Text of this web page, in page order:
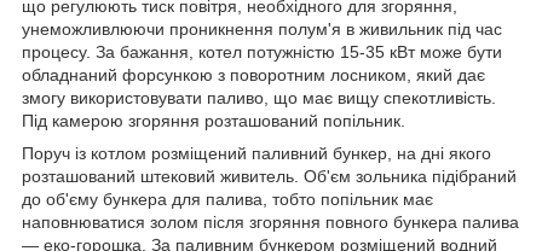
що регулюють тиск повітря, необхідного для згоряння,
унеможливлюючи проникнення полум'я в живильник під час
процесу. За бажання, котел потужністю 15-35 кВт може бути
обладнаний форсункою з поворотним лосником, який дає
змогу використовувати паливо, що має вищу спекотливість.
Під камерою згоряння розташований попільник.
Поруч із котлом розміщений паливний бункер, на дні якого
розташований штековий живитель. Об'єм зольника підібраний
до об'єму бункера для палива, тобто попільник має
наповнюватися золом після згоряння повного бункера палива
— еко-горошка. За паливним бункером розміщений водний